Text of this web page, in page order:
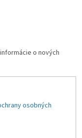
o nových
osobných